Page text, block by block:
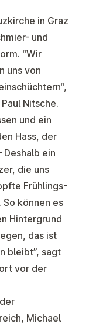
in Graz
und
“Wir
uns von
Nitsche.
und ein
Hass, der
Deshalb ein
die uns
Frühlings-
können es
Hintergrund
das ist
bleibt”, sagt
vor der
Michael